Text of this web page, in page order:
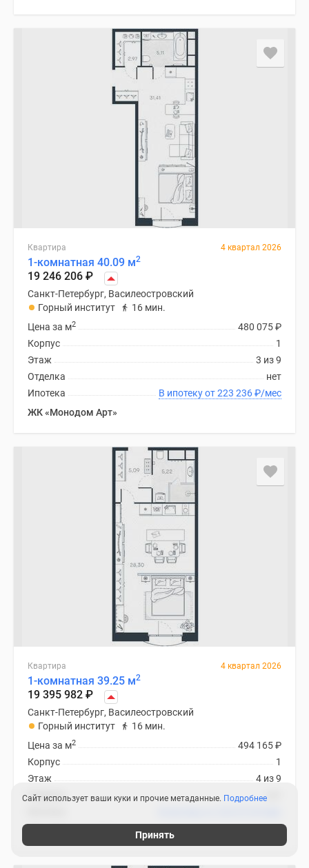
Квартира 4 квартал 2026
1-комнатная 40.09 м2
19 246 206 ₽
Санкт-Петербург, Василеостровский
Горный институт
16 мин.
480 075₽
Цена за м2
1
Корпус
3 из 9
Этаж
нет
Отделка
В ипотеку от 223 236₽/мес
Ипотека
ЖК «Монодом Арт»
Квартира 4 квартал 2026
1-комнатная 39.25 м2
19 395 982 ₽
Санкт-Петербург, Василеостровский
Горный институт
16 мин.
494 165₽
Цена за м2
1
Корпус
4 из 9
Этаж
нет
Отделка
Сайт использует ваши куки и прочие метаданные. Подробнее
Принять